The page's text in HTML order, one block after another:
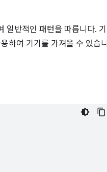
일반적인 패턴을 따릅니다. 기
하여 기기를 가져올 수 있습니